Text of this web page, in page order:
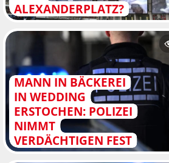
ALEXANDERPLATZ?
MANN IN BÄCKEREI
IN WEDDING
ERSTOCHEN: POLIZEI
NIMMT
VERDÄCHTIGEN FEST